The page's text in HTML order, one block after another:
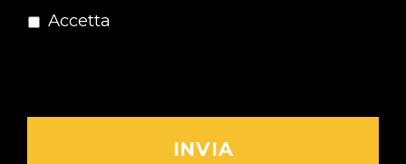
Accetta